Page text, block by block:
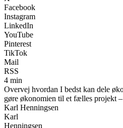
Facebook
Instagram
LinkedIn
YouTube
Pinterest
TikTok
Mail
RSS
4 min
Overvej hvordan I bedst kan dele
gøre økonomien til et fælles projekt
Karl Henningsen
Karl
Henningsen